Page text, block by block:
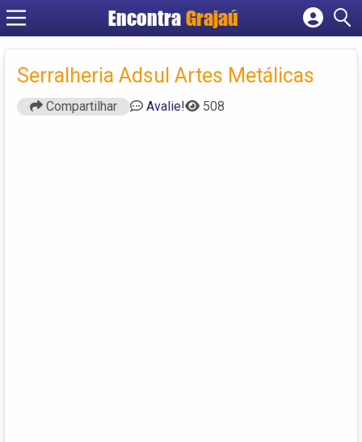
Encontra Grajaú
Cadastrar empresa
Criar conta
Serralheria Adsul Artes Metálicas
Compartilhar Avalie! 508